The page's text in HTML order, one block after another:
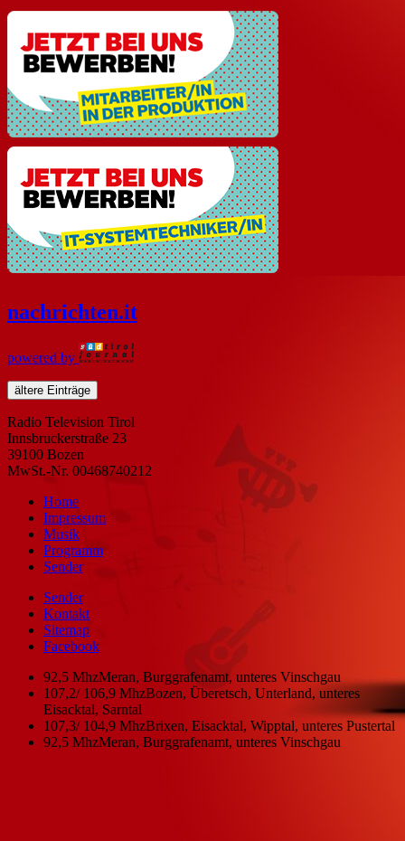
nachrichten.it
powered by
ältere Einträge
Radio Television Tirol
Innsbruckerstraße 23
39100 Bozen
MwSt.-Nr. 00468740212
Home
Impressum
Musik
Programm
Sender
Sender
Kontakt
Sitemap
Facebook
92,5 MhzMeran, Burggrafenamt, unteres Vinschgau
107,2/ 106,9 MhzBozen, Überetsch, Unterland, unteres
Eisacktal, Sarntal
107,3/ 104,9 MhzBrixen, Eisacktal, Wipptal, unteres Pustertal
92,5 MhzMeran, Burggrafenamt, unteres Vinschgau